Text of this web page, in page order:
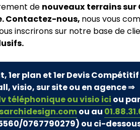
de nouveaux terrains sur
Contactez-nous, nous vous
inscrirons sur notre base de
1er plan et 1er Devis
visio, sur site ou en agence ⇒
téléphonique ou visio ici ou
ou au
0767790279) ou ci-